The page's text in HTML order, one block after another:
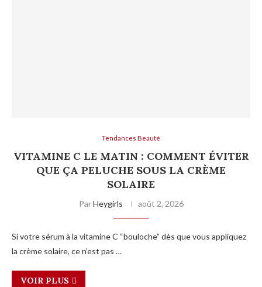
Tendances Beauté
VITAMINE C LE MATIN : COMMENT ÉVITER
QUE ÇA PELUCHE SOUS LA CRÈME
SOLAIRE
ParHeygirls août 2, 2026
Si votre sérum à la vitamine C “bouloche” dès que vous appliquez
la crème solaire, ce n’est pas …
VOIR PLUS